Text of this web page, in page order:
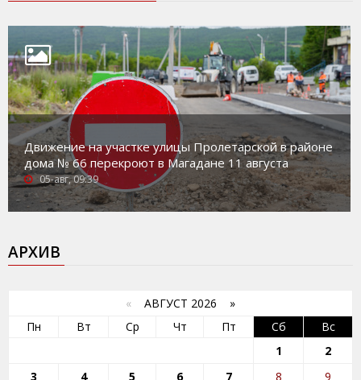
Движение на участке улицы Пролетарской в районе
дома № 66 перекроют в Магадане 11 августа
05-авг, 09:39
АРХИВ
« АВГУСТ 2026 »
Пн
Вт Ср Чт Пт Сб
Вс
1
2
3
4 5 6 7 8 9